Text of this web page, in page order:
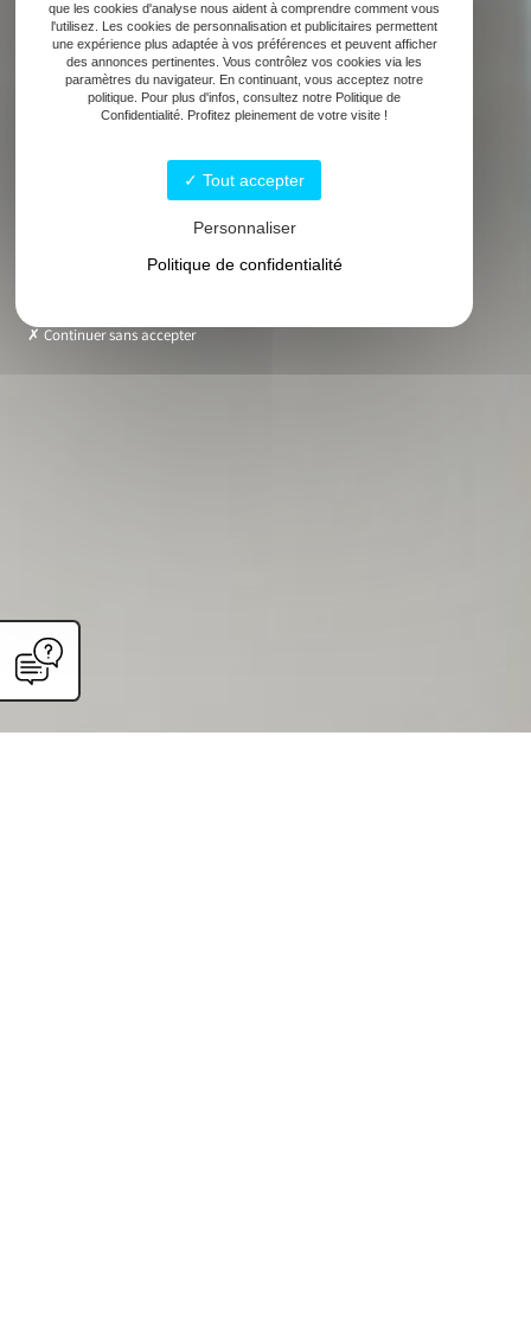
que les cookies d'analyse nous aident à comprendre comment vous
l'utilisez. Les cookies de personnalisation et publicitaires permettent
une expérience plus adaptée à vos préférences et peuvent afficher
des annonces pertinentes. Vous contrôlez vos cookies via les
paramètres du navigateur. En continuant, vous acceptez notre
politique. Pour plus d'infos, consultez notre Politique de
Confidentialité. Profitez pleinement de votre visite !
Tout accepter
Personnaliser
Politique de confidentialité
Continuer sans accepter